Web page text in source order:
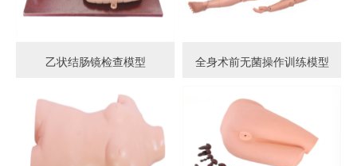
乙状结肠镜检查模型 全身术前无菌操作训练模型